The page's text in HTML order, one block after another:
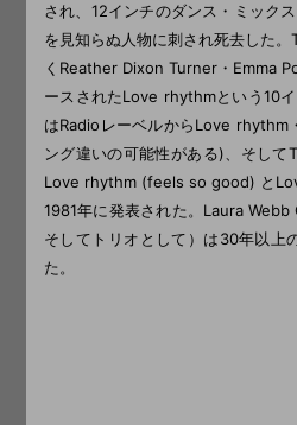
され、12インチのダンス・ミック
を見知らぬ人物に刺され死去した
くReather Dixon Turner・Emma
ースされたLove rhythmという10
はRadioレーベルからLove
ング違いの可能性がある)、そし
Love rhythm (feels so good) と
1981年に発表された。Laura
そしてトリオとして）は30年以上
た。